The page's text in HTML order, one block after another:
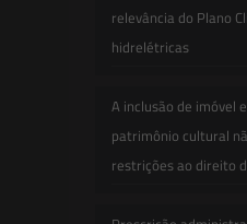
relevância do Plano
hidrelétricas
A inclusão de imóvel
patrimônio cultural
restrições ao direito